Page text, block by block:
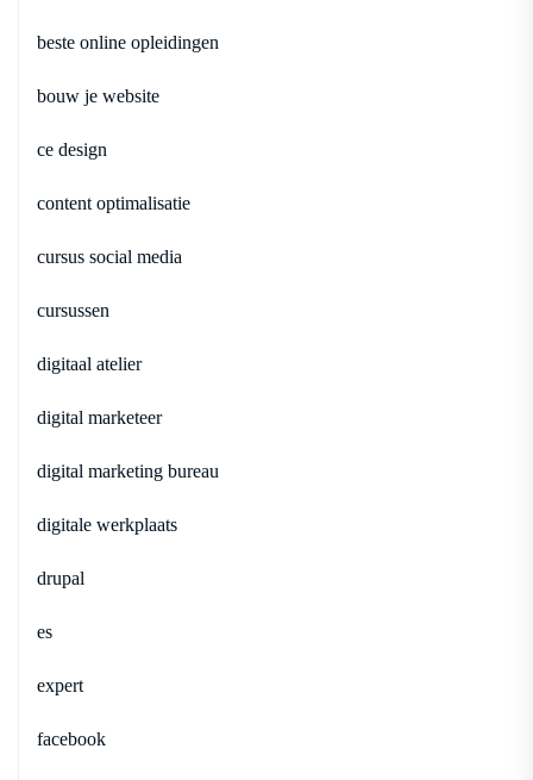
beste online opleidingen
bouw je website
ce design
content optimalisatie
cursus social media
cursussen
digitaal atelier
digital marketeer
digital marketing bureau
digitale werkplaats
drupal
es
expert
facebook